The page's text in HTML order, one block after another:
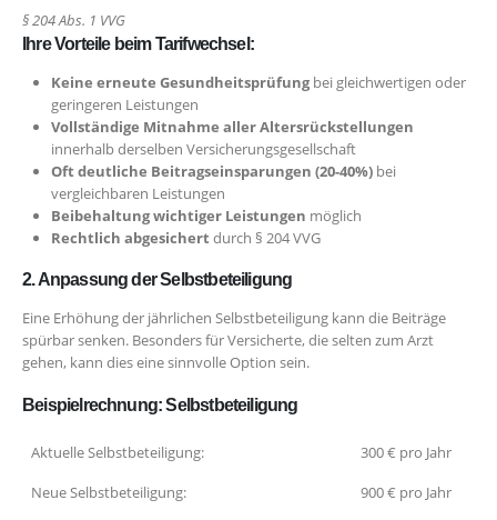
§ 204 Abs. 1 VVG
Ihre Vorteile beim Tarifwechsel:
Keine erneute Gesundheitsprüfungbei gleichwertigen oder
geringeren Leistungen
Vollständige Mitnahme aller Altersrückstellungen
innerhalb derselben Versicherungsgesellschaft
Oft deutliche Beitragseinsparungen (20-40%) bei
vergleichbaren Leistungen
Beibehaltung wichtiger Leistungen möglich
Rechtlich abgesichert durch § 204 VVG
2. Anpassung der Selbstbeteiligung
Eine Erhöhung der jährlichen Selbstbeteiligung kann die Beiträge
spürbar senken. Besonders für Versicherte, die selten zum Arzt
gehen, kann dies eine sinnvolle Option sein.
Beispielrechnung: Selbstbeteiligung
Aktuelle Selbstbeteiligung:
300 € pro Jahr
Neue Selbstbeteiligung:
900 € pro Jahr